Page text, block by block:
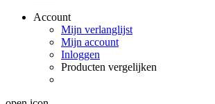
Account
Mijn verlanglijst
Mijn account
Inloggen
Producten vergelijken